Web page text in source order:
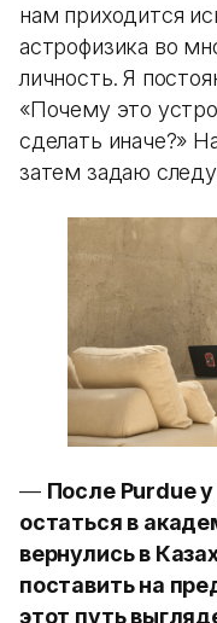
нам приходится
астрофизика во
личность. Я
«Почему это
сделать иначе?»
затем задаю
— После Purdue
остаться в
вернулись в
поставить на
этот путь